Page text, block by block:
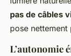
pas de câbles
pose nettement
L’autonomie